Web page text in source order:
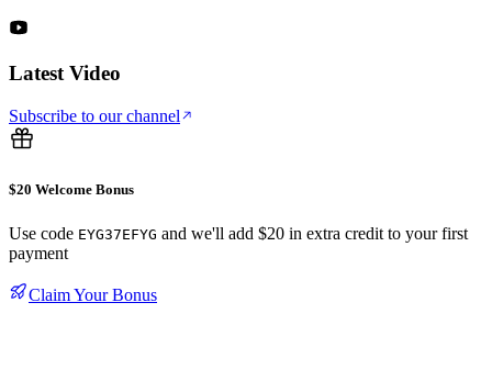
Latest Video
Subscribe to our channel
$20 Welcome Bonus
Use code EYG37EFYG and we'll add $20 in extra credit to your first
payment
Claim Your Bonus